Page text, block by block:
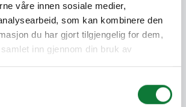
våre innen sosiale medier,
som kan kombinere den
du har gjort tilgjengelig for dem,
inn gjennom din bruk av
Demander un devis
votre choix pour continuer